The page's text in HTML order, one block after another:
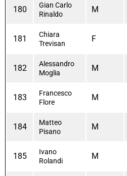
180
Gian Carlo
Rinaldo
M
181
Chiara
Trevisan
F
182
Alessandro
Moglia
M
183
Francesco
Flore
M
184
Matteo
Pisano
M
185
Ivano
Rolandi
M